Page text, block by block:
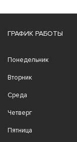
ГРАФИК РАБОТЫ
Понедельник
Вторник
Среда
Четверг
Пятница